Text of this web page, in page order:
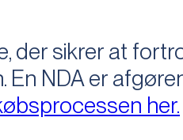
der sikrer at
En NDA er
her.